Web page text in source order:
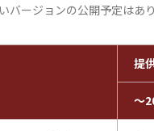
バージョンの公開予定はあ
提
～